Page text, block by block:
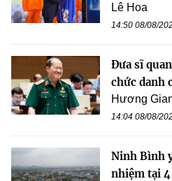
Lê Hoa
14:50 08/08/
Đưa sĩ
chức danh
Hương
14:04 08/08/
Ninh Bình
nhiệm tại 4